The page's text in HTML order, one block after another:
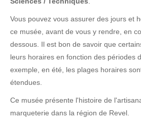
Vous pouvez vous assurer des jours et
ce musée, avant de vous y rendre, en
dessous. Il est bon de savoir que
leurs horaires en fonction des périodes
exemple, en été, les plages horaires
étendues.
Ce musée présente l'histoire de
marqueterie dans la région de Revel.